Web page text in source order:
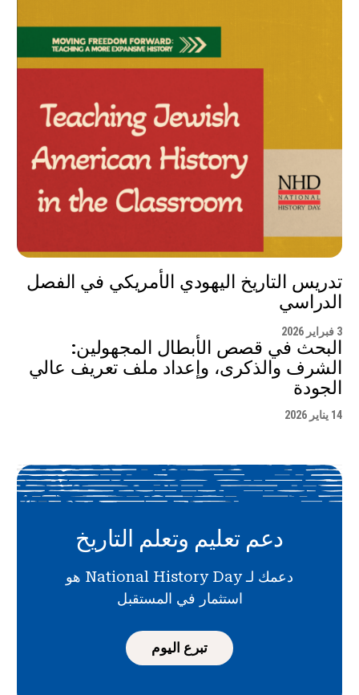
تدريس التاريخ اليهودي الأمريكي في الفصل
الدراسي
3 فبراير 2026
البحث في قصص الأبطال المجهولين:
الشرف والذكرى، وإعداد ملف تعريف عالي
الجودة
14 يناير 2026
دعم تعليم وتعلم التاريخ
دعمك لـ National History Day هو
استثمار في المستقبل
تبرع اليوم